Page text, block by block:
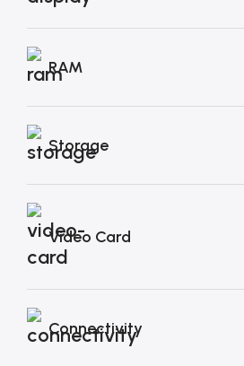
RAM
Storage
Video Card
Connectivity